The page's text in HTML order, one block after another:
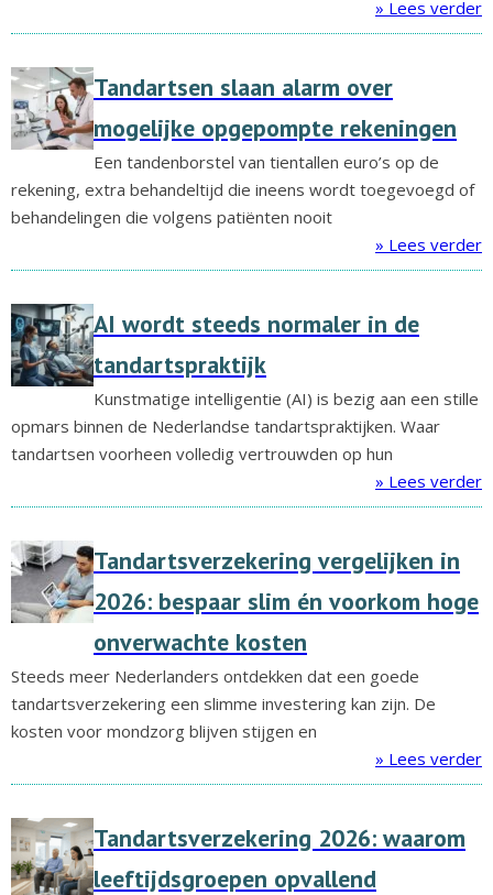
» Lees verder
Tandartsen slaan alarm over
mogelijke opgepompte rekeningen
Een tandenborstel van tientallen euro’s op de
rekening, extra behandeltijd die ineens wordt toegevoegd of
behandelingen die volgens patiënten nooit
» Lees verder
AI wordt steeds normaler in de
tandartspraktijk
Kunstmatige intelligentie (AI) is bezig aan een stille
opmars binnen de Nederlandse tandartspraktijken. Waar
tandartsen voorheen volledig vertrouwden op hun
» Lees verder
Tandartsverzekering vergelijken in
2026: bespaar slim én voorkom hoge
onverwachte kosten
Steeds meer Nederlanders ontdekken dat een goede
tandartsverzekering een slimme investering kan zijn. De
kosten voor mondzorg blijven stijgen en
» Lees verder
Tandartsverzekering 2026: waarom
leeftijdsgroepen opvallend